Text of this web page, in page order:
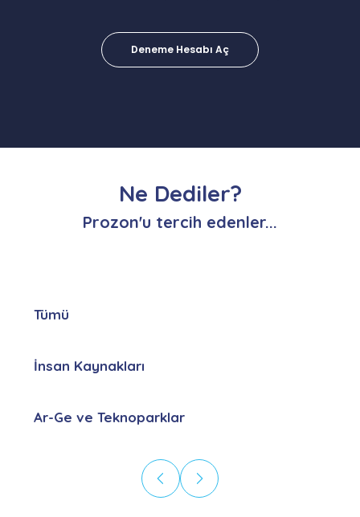
Deneme Hesabı Aç
Ne Dediler?
Prozon'u tercih edenler...
Tümü
İnsan Kaynakları
Ar-Ge ve Teknoparklar